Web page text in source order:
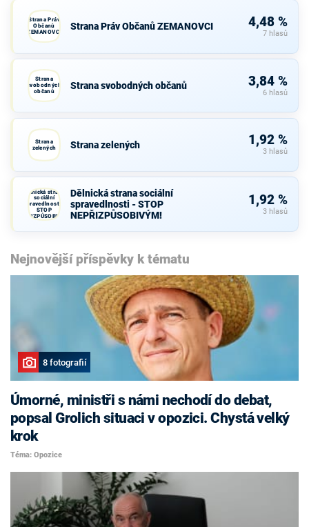
Strana Práv
Občanů
ZEMANOVCI
Strana Práv Občanů ZEMANOVCI 4,48 %
7 hlasů
Strana
svobodných
občanů
Strana svobodných občanů 3,84 %
6 hlasů
Strana
zelených
Strana zelených 1,92 %
3 hlasů
Dělnická strana
sociální
spravedlnosti -
STOP
NEPŘIZPŮSOBIVÝM!
Dělnická strana sociální
spravedlnosti - STOP
NEPŘIZPŮSOBIVÝM!
1,92 %
3 hlasů
Nejnovější příspěvky k tématu
8 fotografií
Úmorné, ministři s námi nechodí do debat,
popsal Grolich situaci v opozici. Chystá velký
krok
Téma: Opozice